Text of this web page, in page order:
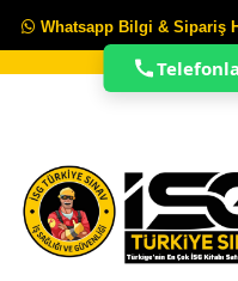
Whatsapp Bilgi & Sipariş